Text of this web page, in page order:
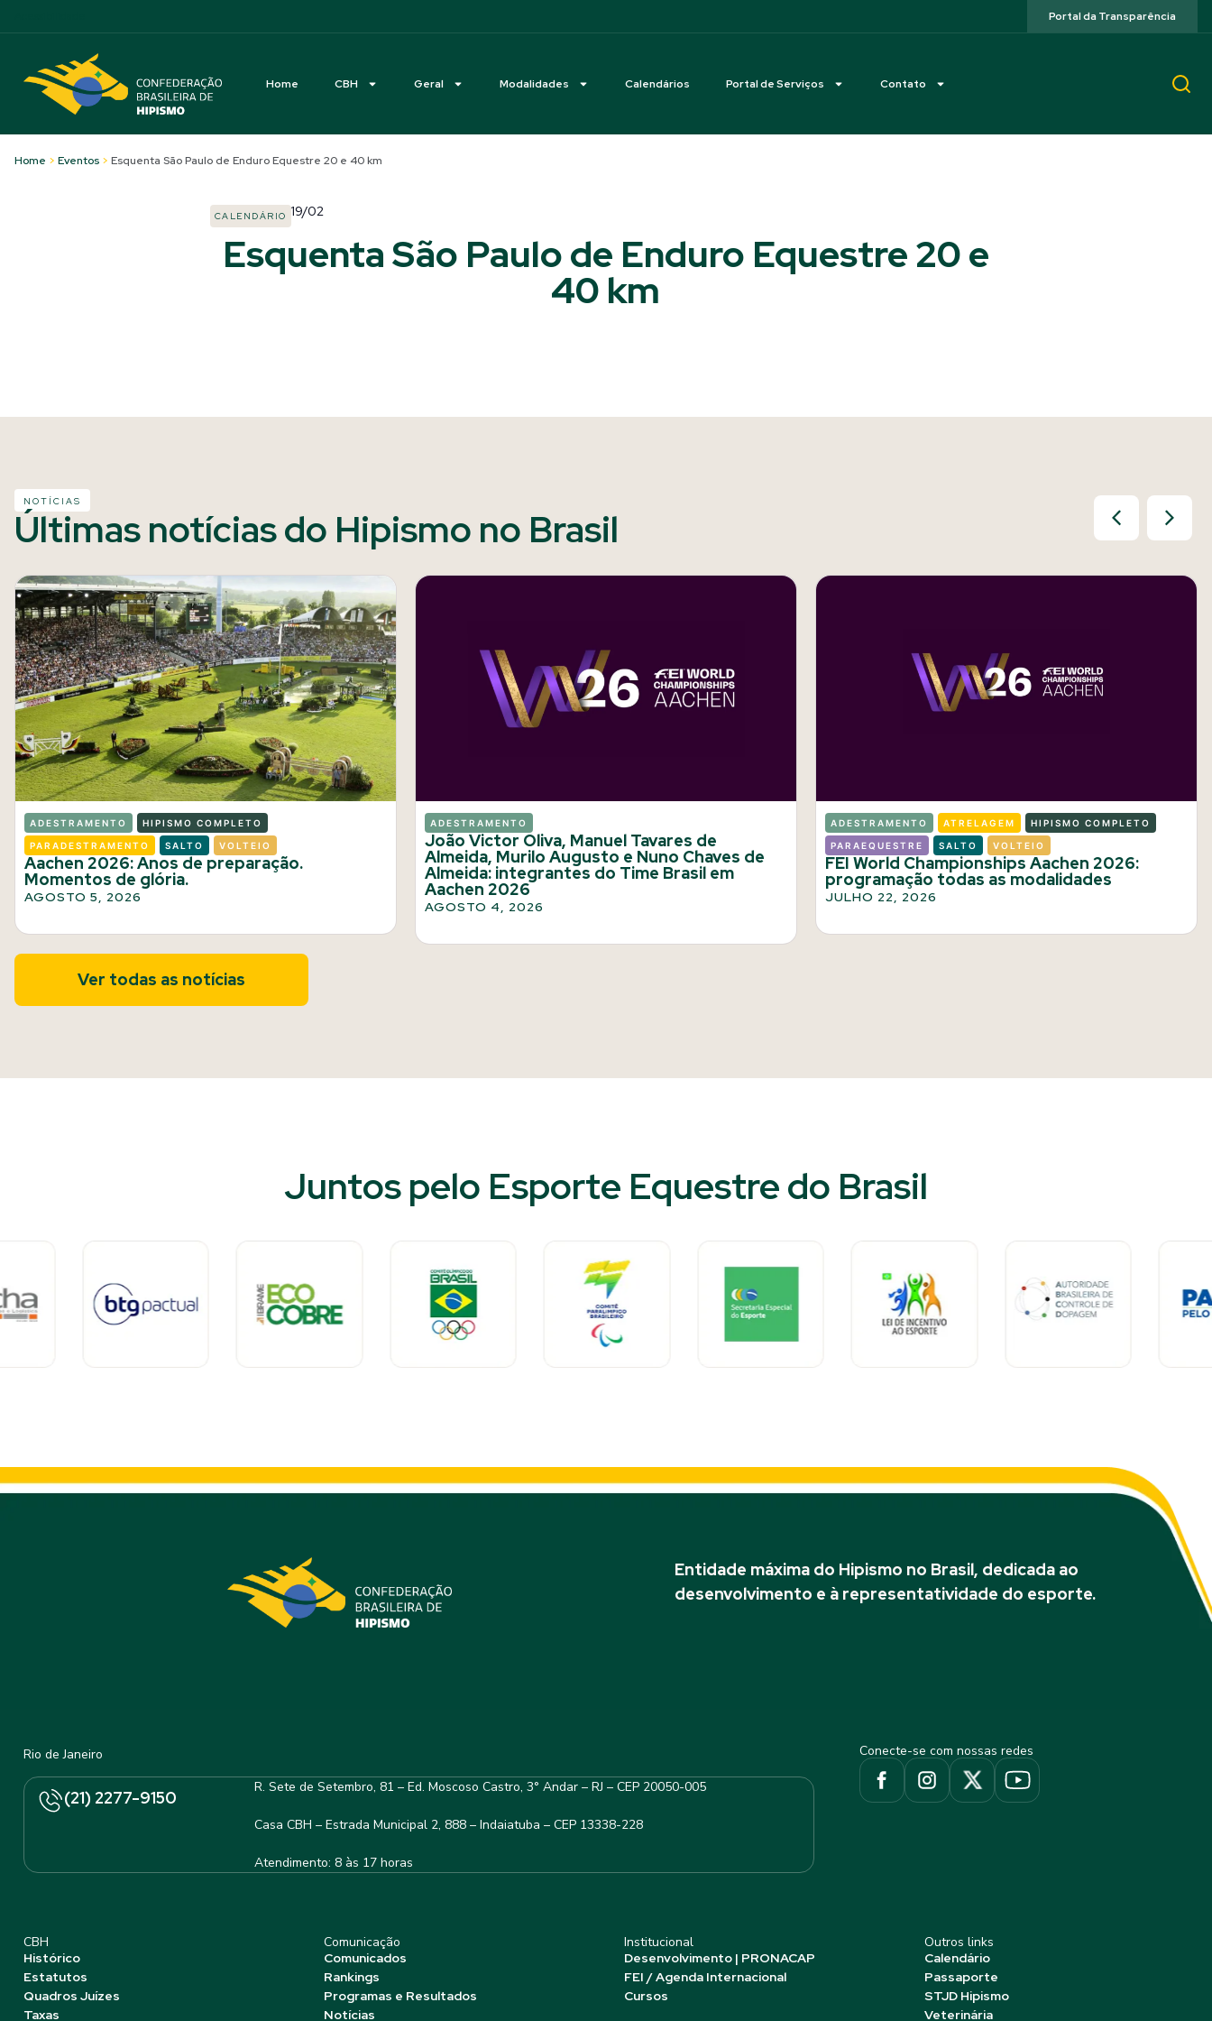
Portal da Transparência
Home CBH Geral Modalidades Calendários Portal de Serviços Contato
Home > Eventos > Esquenta São Paulo de Enduro Equestre 20 e 40 km
CALENDÁRIO 19/02
Esquenta São Paulo de Enduro Equestre 20 e
40 km
NOTÍCIAS
Últimas notícias do Hipismo no Brasil
ADESTRAMENTO HIPISMO COMPLETO
PARADESTRAMENTO SALTO VOLTEIO
Aachen 2026: Anos de preparação.
Momentos de glória.
AGOSTO 5, 2026
ADESTRAMENTO
João Victor Oliva, Manuel Tavares de
Almeida, Murilo Augusto e Nuno Chaves de
Almeida: integrantes do Time Brasil em
Aachen 2026
AGOSTO 4, 2026
ADESTRAMENTO ATRELAGEM HIPISMO COMPLETO
PARAEQUESTRE SALTO VOLTEIO
FEI World Championships Aachen 2026:
programação todas as modalidades
JULHO 22, 2026
Ver todas as notícias
Juntos pelo Esporte Equestre do Brasil​
Entidade máxima do Hipismo no Brasil, dedicada ao
desenvolvimento e à representatividade do esporte.
Rio de Janeiro
(21) 2277-9150
R. Sete de Setembro, 81 – Ed. Moscoso Castro, 3° Andar – RJ – CEP 20050-005
Casa CBH – Estrada Municipal 2, 888 – Indaiatuba – CEP 13338-228
Atendimento: 8 às 17 horas
Conecte-se com nossas redes
CBH
Histórico
Estatutos
Quadros Juízes
Taxas
Comunicação
Comunicados
Rankings
Programas e Resultados
Notícias
Institucional
Desenvolvimento | PRONACAP
FEI / Agenda Internacional
Cursos
Outros links
Calendário
Passaporte
STJD Hipismo
Veterinária